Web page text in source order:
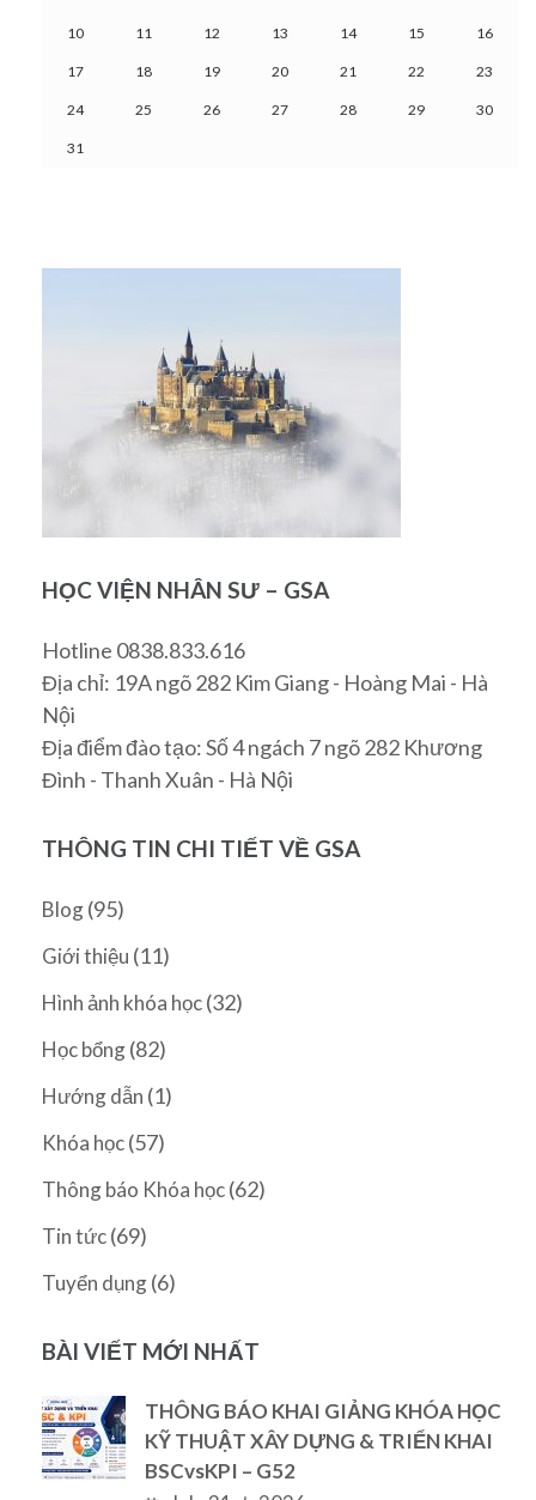
10 11 12 13 14 15 16
17 18 19 20 21 22 23
24 25 26 27 28 29 30
31
HỌC VIỆN NHÂN SƯ – GSA
Hotline 0838.833.616
Địa chỉ: 19A ngõ 282 Kim Giang - Hoàng Mai - Hà
Nội
Địa điểm đào tạo: Số 4 ngách 7 ngõ 282 Khương
Đình - Thanh Xuân - Hà Nội
THÔNG TIN CHI TIẾT VỀ GSA
Blog(95)
Giới thiệu (11)
Hình ảnh khóa học(32)
Học bổng(82)
Hướng dẫn (1)
Khóa học(57)
Thông báo Khóa học(62)
Tin tức(69)
Tuyển dụng(6)
BÀI VIẾT MỚI NHẤT
THÔNG BÁO KHAI GIẢNG KHÓA HỌC
KỸ THUẬT XÂY DỰNG & TRIỂN KHAI
BSCvsKPI – G52